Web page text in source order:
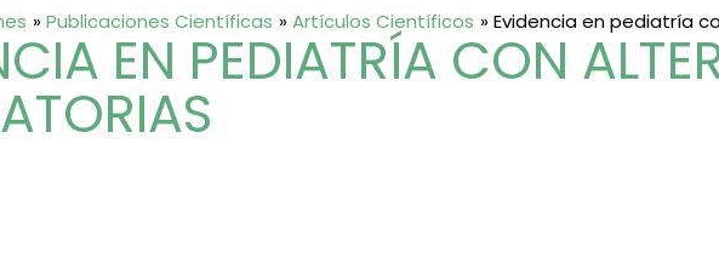
Publicaciones Científicas Artículos Científicos Evidencia en pediatría
EN PEDIATRÍA CON